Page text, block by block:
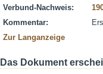
Verbund-Nachweis:
Kommentar:
Zur Langanzeige
Das Dokument